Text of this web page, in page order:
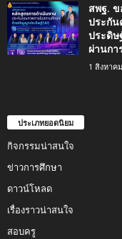
สพฐ.
ประกั
ประดิษ
ผ่านกา
1 สิงหาค
ประเภทยอดนิยม
กิจกรรมน่าสนใจ
ข่าวการศึกษา
ดาวน์โหลด
เรื่องราวน่าสนใจ
สอบครู